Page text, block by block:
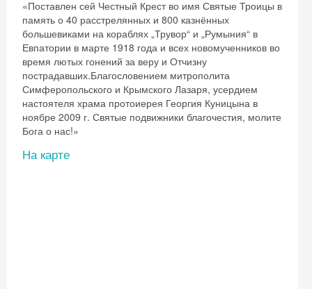
«Поставлен сей Честный Крест во имя Святые Троицы в
память о 40 расстрелянных и 800 казнённых
большевиками на кораблях „Трувор“ и „Румыния“ в
Евпатории в марте 1918 года и всех новомученников во
время лютых гонений за веру и Отчизну
пострадавших.Благословением митрополита
Симферопольского и Крымского Лазаря, усердием
настоятеля храма протоиерея Георгия Куницына в
ноябре 2009 г. Святые подвижники благочестия, молите
Бога о нас!»
На карте